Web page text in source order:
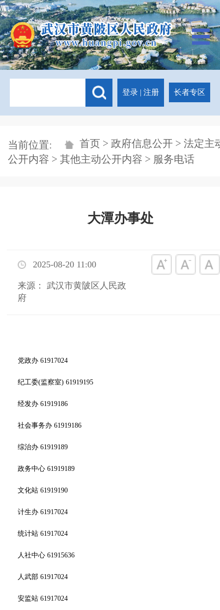
登录 | 注册 长者专区
当前位置: 首页 > 政府信息公开 > 法定主
公开内容 > 其他主动公开内容 > 服务电话
大潭办事处
2025-08-20 11:00
来源： 武汉市黄陂区人民政
府
党政办 61917024
纪工委(监察室) 61919195
经发办 61919186
社会事务办 61919186
综治办 61919189
政务中心 61919189
文化站 61919190
计生办 61917024
统计站 61917024
人社中心 61915636
人武部 61917024
安监站 61917024